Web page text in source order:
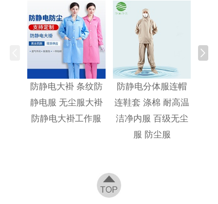
防静电大褂 条纹防
静电服 无尘服大褂
防静电大褂工作服
防静电分体服连帽
连鞋套 涤棉 耐高温
洁净内服 百级无尘
服 防尘服
防